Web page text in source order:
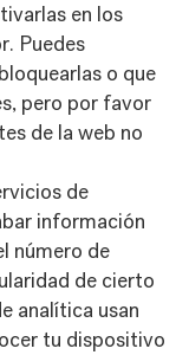
en los
Puedes
o que
pero por favor
de la web no
de
información
número de
de cierto
analítica usan
tu dispositivo